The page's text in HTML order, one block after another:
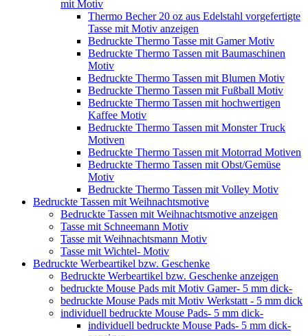
mit Motiv
Thermo Becher 20 oz aus Edelstahl vorgefertigte
Tasse mit Motiv anzeigen
Bedruckte Thermo Tasse mit Gamer Motiv
Bedruckte Thermo Tassen mit Baumaschinen
Motiv
Bedruckte Thermo Tassen mit Blumen Motiv
Bedruckte Thermo Tassen mit Fußball Motiv
Bedruckte Thermo Tassen mit hochwertigen
Kaffee Motiv
Bedruckte Thermo Tassen mit Monster Truck
Motiven
Bedruckte Thermo Tassen mit Motorrad Motiven
Bedruckte Thermo Tassen mit Obst/Gemüse
Motiv
Bedruckte Thermo Tassen mit Volley Motiv
Bedruckte Tassen mit Weihnachtsmotive
Bedruckte Tassen mit Weihnachtsmotive anzeigen
Tasse mit Schneemann Motiv
Tasse mit Weihnachtsmann Motiv
Tasse mit Wichtel- Motiv
Bedruckte Werbeartikel bzw. Geschenke
Bedruckte Werbeartikel bzw. Geschenke anzeigen
bedruckte Mouse Pads mit Motiv Gamer- 5 mm dick-
bedruckte Mouse Pads mit Motiv Werkstatt - 5 mm dick
individuell bedruckte Mouse Pads- 5 mm dick-
individuell bedruckte Mouse Pads- 5 mm dick-